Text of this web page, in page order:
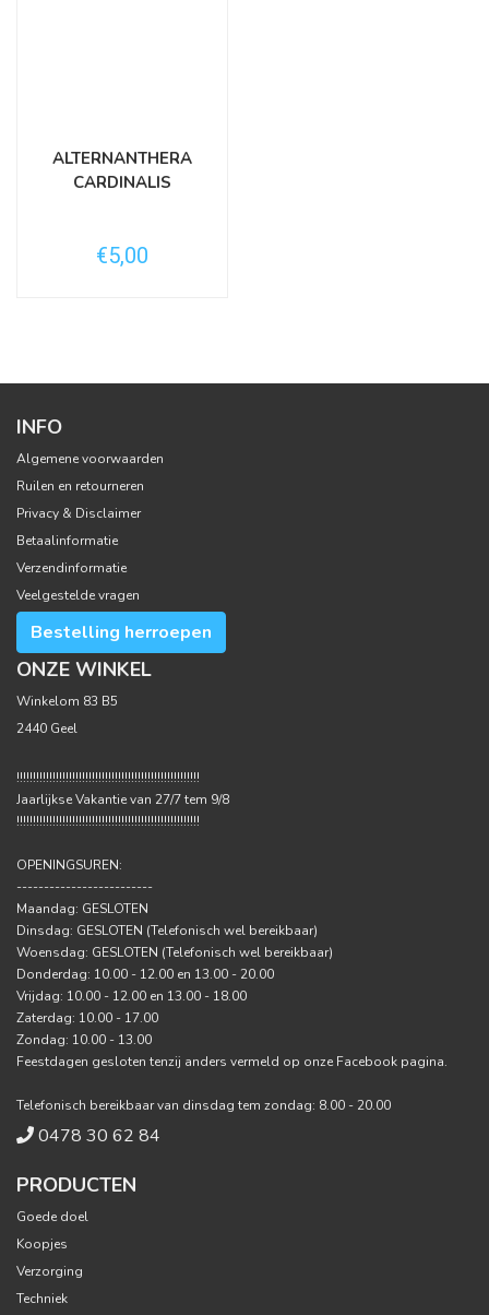
ALTERNANTHERA
CARDINALIS
€5,00
INFO
Algemene voorwaarden
Ruilen en retourneren
Privacy & Disclaimer
Betaalinformatie
Verzendinformatie
Veelgestelde vragen
Bestelling herroepen
ONZE WINKEL
Winkelom 83 B5
2440 Geel
!!!!!!!!!!!!!!!!!!!!!!!!!!!!!!!!!!!!!!!!!!!!!!!!!!!!!!!!
Jaarlijkse Vakantie van 27/7 tem 9/8
!!!!!!!!!!!!!!!!!!!!!!!!!!!!!!!!!!!!!!!!!!!!!!!!!!!!!!!!
OPENINGSUREN:
-------------------------
Maandag: GESLOTEN
Dinsdag: GESLOTEN (Telefonisch wel bereikbaar)
Woensdag: GESLOTEN (Telefonisch wel bereikbaar)
Donderdag: 10.00 - 12.00 en 13.00 - 20.00
Vrijdag: 10.00 - 12.00 en 13.00 - 18.00
Zaterdag: 10.00 - 17.00
Zondag: 10.00 - 13.00
Feestdagen gesloten tenzij anders vermeld op onze Facebook pagina.
Telefonisch bereikbaar van dinsdag tem zondag: 8.00 - 20.00
0478 30 62 84
PRODUCTEN
Goede doel
Koopjes
Verzorging
Techniek